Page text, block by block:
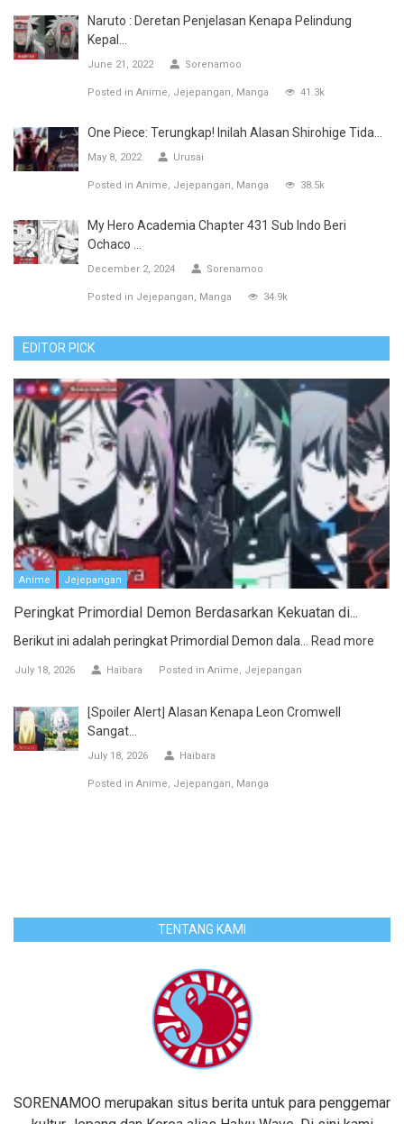
Naruto : Deretan Penjelasan Kenapa Pelindung
Kepal...
June 21, 2022 Sorenamoo
Posted in Anime Jejepangan Manga 41.3k
One Piece: Terungkap! Inilah Alasan Shirohige Tida...
May 8, 2022 Urusai
Posted in Anime Jejepangan Manga 38.5k
My Hero Academia Chapter 431 Sub Indo Beri
Ochaco ...
December 2, 2024 Sorenamoo
Posted in Jejepangan Manga 34.9k
EDITOR PICK
Anime Jejepangan
Peringkat Primordial Demon Berdasarkan Kekuatan di...
Berikut ini adalah peringkat Primordial Demon dala... Read more
July 18, 2026 Haibara Posted in Anime Jejepangan
[Spoiler Alert] Alasan Kenapa Leon Cromwell
Sangat...
July 18, 2026 Haibara
Posted in Anime Jejepangan Manga
TENTANG KAMI
SORENAMOO merupakan situs berita untuk para penggemar